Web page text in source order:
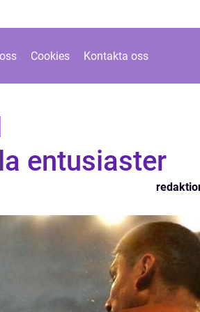
Cookies Kontakta oss
entusiaster